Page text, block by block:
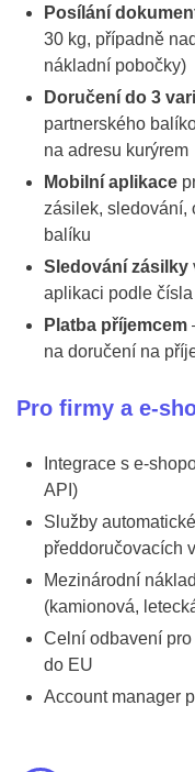
Posílání
30 kg, případně
nákladní pobočky)
Doručení do 3
partnerského
na adresu kurýrem
Mobilní aplikace
zásilek, sledování,
balíku
Sledování zásilky
aplikaci podle
Platba příjemcem
na doručení na
Pro firmy a e-
Integrace s e-
API)
Služby
předdoručovacích
Mezinárodní
(kamionová,
Celní odbavení
do EU
Account manager